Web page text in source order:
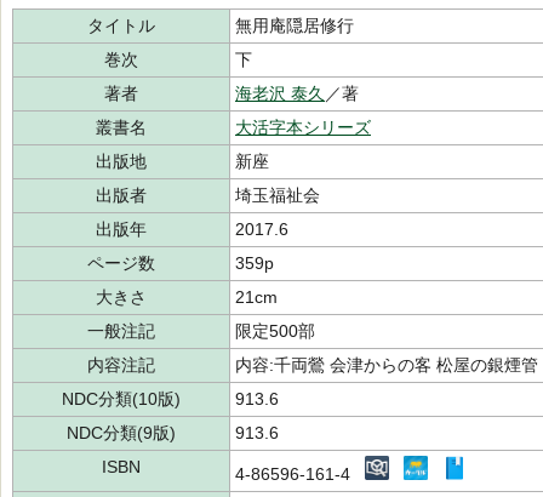
タイトル
無用庵隠居修行
巻次
下
著者
海老沢 泰久 ／著
叢書名
大活字本シリーズ
出版地
新座
出版者
埼玉福祉会
出版年
2017.6
ページ数
359p
大きさ
21cm
一般注記
限定500部
内容注記
内容:千両鶯 会津からの客 松屋の銀煙管
NDC分類(10版)
913.6
NDC分類(9版)
913.6
ISBN
4-86596-161-4